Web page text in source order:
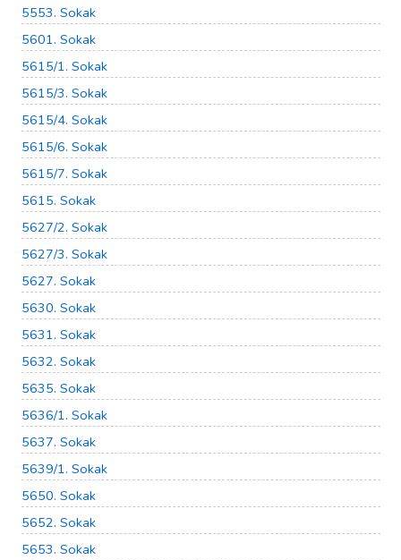
5553. Sokak
5601. Sokak
5615/1. Sokak
5615/3. Sokak
5615/4. Sokak
5615/6. Sokak
5615/7. Sokak
5615. Sokak
5627/2. Sokak
5627/3. Sokak
5627. Sokak
5630. Sokak
5631. Sokak
5632. Sokak
5635. Sokak
5636/1. Sokak
5637. Sokak
5639/1. Sokak
5650. Sokak
5652. Sokak
5653. Sokak